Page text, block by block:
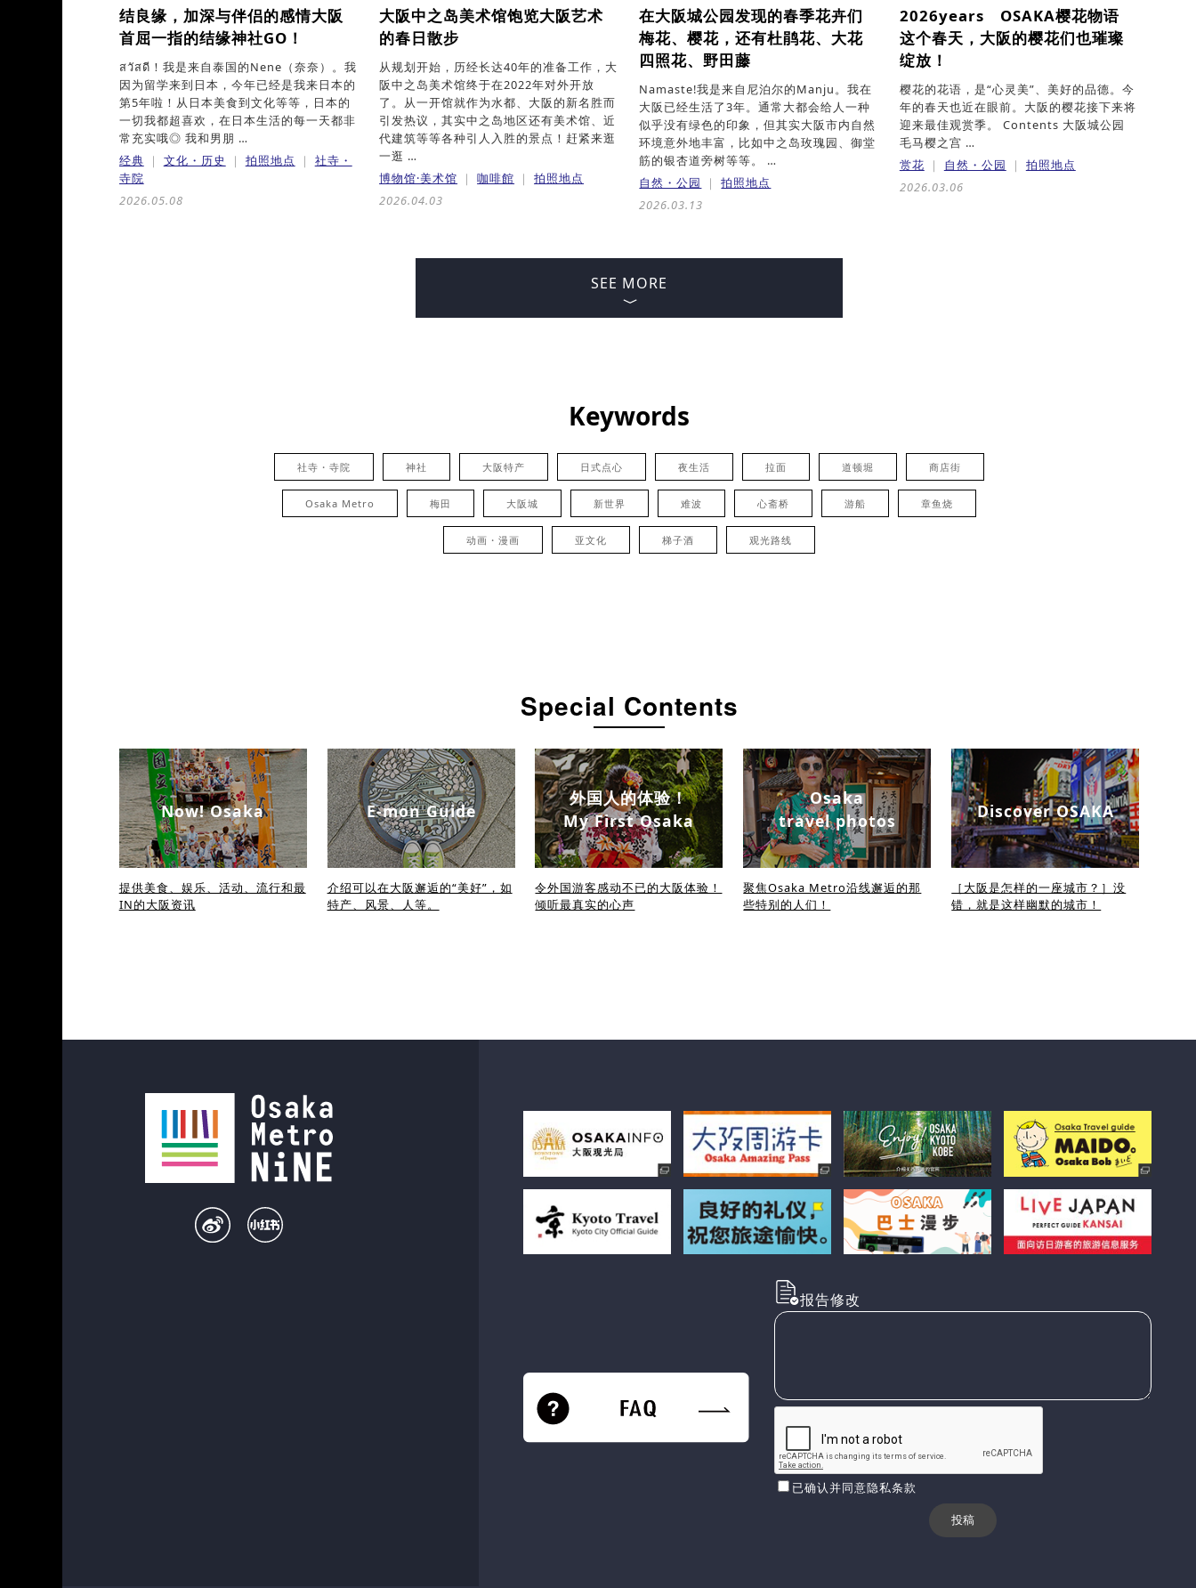
结良缘，加深与伴侣的感情大阪
首屈一指的结缘神社GO！
สวัสดี！我是来自泰国的Nene（奈奈）。我
因为留学来到日本，今年已经是我来日本的
第5年啦！从日本美食到文化等等，日本的
一切我都超喜欢，在日本生活的每一天都非
常充实哦◎ 我和男朋 …
经典
文化・历史 拍照地点
社寺・
寺院
2026.05.08
大阪中之岛美术馆饱览大阪艺术
的春日散步
从规划开始，历经长达40年的准备工作，大
阪中之岛美术馆终于在2022年对外开放
了。从一开馆就作为水都、大阪的新名胜而
引发热议，其实中之岛地区还有美术馆、近
代建筑等等各种引人入胜的景点！赶紧来逛
一逛 …
博物馆·美术馆
咖啡館
拍照地点
2026.04.03
在大阪城公园发现的春季花卉们
梅花、樱花，还有杜鹃花、大花
四照花、野田藤
Namaste!我是来自尼泊尔的Manju。我在
大阪已经生活了3年。通常大都会给人一种
似乎没有绿色的印象，但其实大阪市内自然
环境意外地丰富，比如中之岛玫瑰园、御堂
筋的银杏道旁树等等。 …
自然・公园
拍照地点
2026.03.13
2026years OSAKA樱花物语
这个春天，大阪的樱花们也璀璨
绽放！
樱花的花语，是“心灵美”、美好的品德。今
年的春天也近在眼前。大阪的樱花接下来将
迎来最佳观赏季。 Contents 大阪城公园
毛马樱之宫 …
赏花
自然・公园
拍照地点
2026.03.06
SEE MORE
Keywords
社寺・寺院 神社 大阪特产 日式点心 夜生活 拉面 道顿堀 商店街
Osaka Metro 梅田 大阪城 新世界 难波 心斋桥 游船 章鱼烧
动画・漫画 亚文化 梯子酒 观光路线
Special Contents
Now! Osaka
提供美食、娱乐、活动、流行和最
IN的大阪资讯
E-mon Guide
介绍可以在大阪邂逅的“美好”，如
特产、风景、人等。
外国人的体验！
My First Osaka
令外国游客感动不已的大阪体验！
倾听最真实的心声
Osaka
travel photos
聚焦Osaka Metro沿线邂逅的那
些特别的人们！
Discover OSAKA
［大阪是怎样的一座城市？］没
错，就是这样幽默的城市！
报告修改
已确认并同意隐私条款